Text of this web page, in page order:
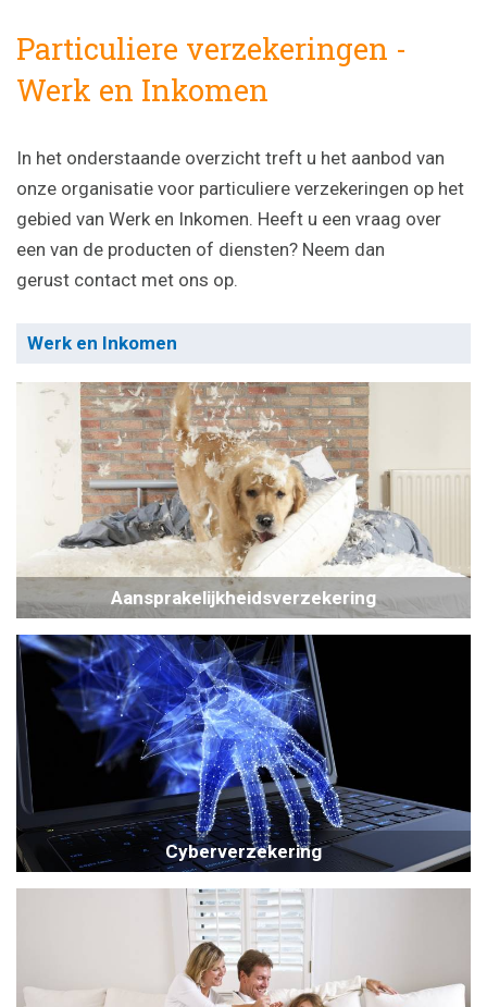
Particuliere verzekeringen -
Werk en Inkomen
In het onderstaande overzicht treft u het aanbod van
onze organisatie voor particuliere verzekeringen op het
gebied van Werk en Inkomen. Heeft u een vraag over
een van de producten of diensten? Neem dan
gerust contact met ons op.
Werk en Inkomen
Aansprakelijkheidsverzekering
Cyberverzekering